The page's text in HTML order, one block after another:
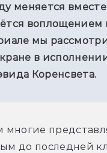
меняется
мы
в
Коренсвета.
до последней